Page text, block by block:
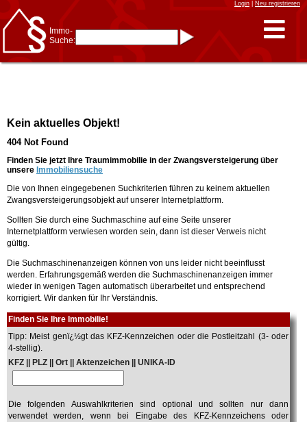
Login| Neu registrieren
Immo-
Suche:
* Suche verfeinern durch
Kombinieren
Frankfurt/Oder
am Main
Immobiliensuche
nach Kreis
nach Amtsgericht
Kein aktuelles Objekt!
404 Not Found
Finden Sie jetzt Ihre Traumimmobilie in der Zwangsversteigerung über
unsere Immobiliensuche
Die von Ihnen eingegebenen Suchkriterien führen zu keinem aktuellen
Zwangsversteigerungsobjekt auf unserer Internetplattform.
Sollten Sie durch eine Suchmaschine auf eine Seite unserer
Internetplattform verwiesen worden sein, dann ist dieser Verweis nicht
gültig.
Die Suchmaschinenanzeigen können von uns leider nicht beeinflusst
werden. Erfahrungsgemäß werden die Suchmaschinenanzeigen immer
wieder in wenigen Tagen automatisch überarbeitet und entsprechend
korrigiert. Wir danken für Ihr Verständnis.
Finden Sie Ihre Immobilie!
Tipp: Meist genï¿½gt das KFZ-Kennzeichen oder die Postleitzahl (3- oder
4-stellig).
KFZ || PLZ || Ort || Aktenzeichen || UNIKA-ID
Die folgenden Auswahlkriterien sind optional und sollten nur dann
verwendet werden, wenn bei Eingabe des KFZ-Kennzeichens oder